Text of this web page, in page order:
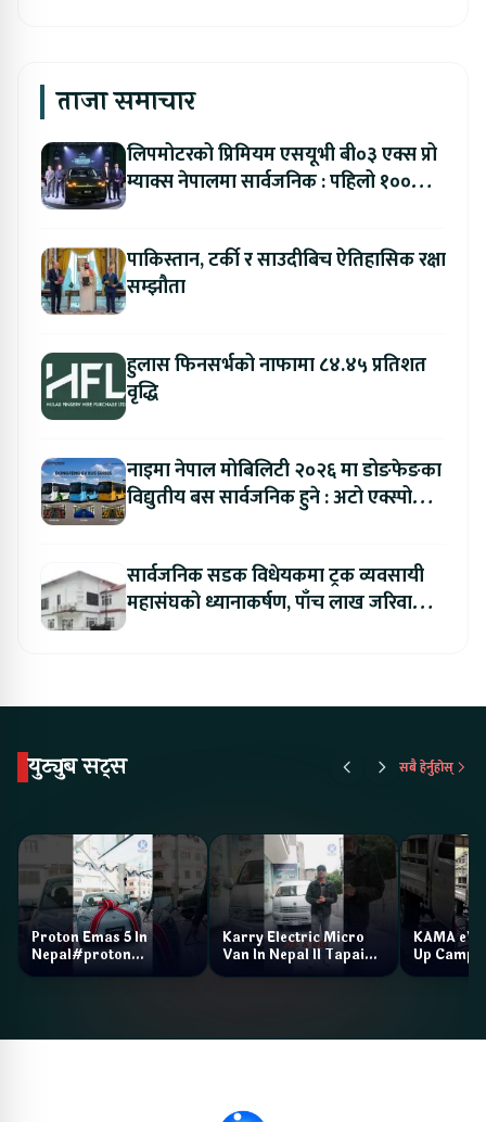
ताजा समाचार
लिपमोटरको प्रिमियम एसयूभी बी०३ एक्स प्रो
म्याक्स नेपालमा सार्वजनिक : पहिलो १००
पाकिस्तान, टर्की र साउदीबिच ऐतिहासिक रक्षा
सम्झौता
हुलास फिनसर्भको नाफामा ८४.४५ प्रतिशत
वृद्धि
नाइमा नेपाल मोबिलिटी २०२६ मा डोङफेङका
विद्युतीय बस सार्वजनिक हुने : अटो एक्स्पोमा
सार्वजनिक सडक विधेयकमा ट्रक व्यवसायी
महासंघको ध्यानाकर्षण, पाँच लाख जरिवाना
युट्युब सट्स सबै हेर्नुहोस्
Proton Emas 5 In
Nepal#proton
#protonemas5#protonnepal#evcarnepal
Karry Electric Micro
Van In Nepal II Tapaiko
Bazar II Jankari
KAMA eV
Up Camp